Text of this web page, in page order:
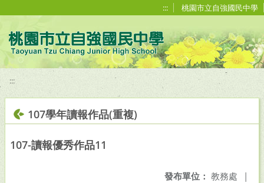
::: 桃園市立自強國民中學
:::
107學年讀報作品(重複)
107-讀報優秀作品11
發布單位： 教務處 |